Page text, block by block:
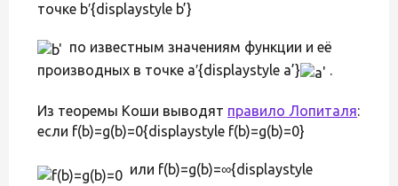
точке b′{displaystyle b’}
по известным значениям функции и её
производных в точке a′{displaystyle a’}
.
Из теоремы Коши выводят правило Лопиталя:
если f(b)=g(b)=0{displaystyle f(b)=g(b)=0}
или f(b)=g(b)=∞{displaystyle